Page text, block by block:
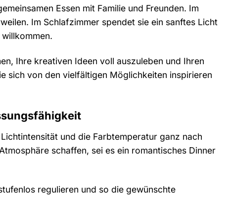
Essen mit Familie und Freunden. Im
Im Schlafzimmer spendet sie ein sanftes Licht
Ihre kreativen Ideen voll auszuleben und Ihren
sich von den vielfältigen Möglichkeiten inspirieren
und die Farbtemperatur ganz nach
schaffen, sei es ein romantisches Dinner
regulieren und so die gewünschte